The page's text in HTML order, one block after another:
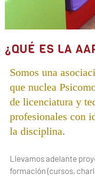
CENTROS
ATENCIÓN
Conocé las
brindan
en forma
¿QUÉ ES LA
Somos una
que nuclea
de licenciatura y
profesionales con
la disciplina.
Llevamos adelante
formación (cursos,